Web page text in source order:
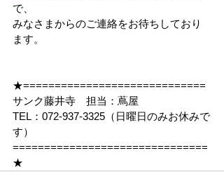
で、
みなさまからのご連絡をお待ちしており
ます。
★=============================
サンク藤井寺　担当：蔦屋
TEL：072-937-3325（日曜日のみお休みで
す）
===============================
★